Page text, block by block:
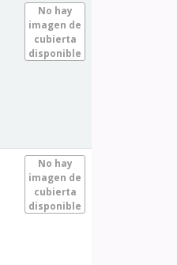
No hay
imagen de
cubierta
disponible
No hay
imagen de
cubierta
disponible